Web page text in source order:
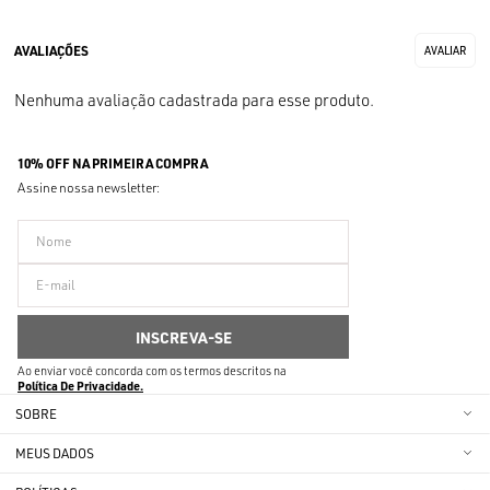
Nenhuma avaliação cadastrada para esse produto.
10% OFF NA PRIMEIRA COMPRA
Assine nossa newsletter:
Ao enviar você concorda com os termos descritos na
Política De Privacidade
SOBRE
MEUS DADOS